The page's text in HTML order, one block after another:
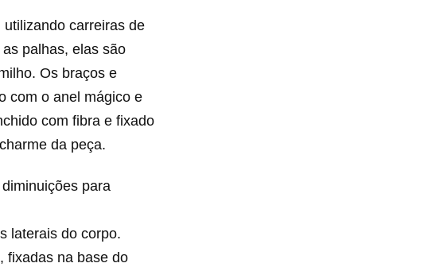
carreiras de
palhas, elas são
Os braços e
com o anel mágico e
com fibra e fixado
da peça.
para
laterais do corpo.
fixadas na base do